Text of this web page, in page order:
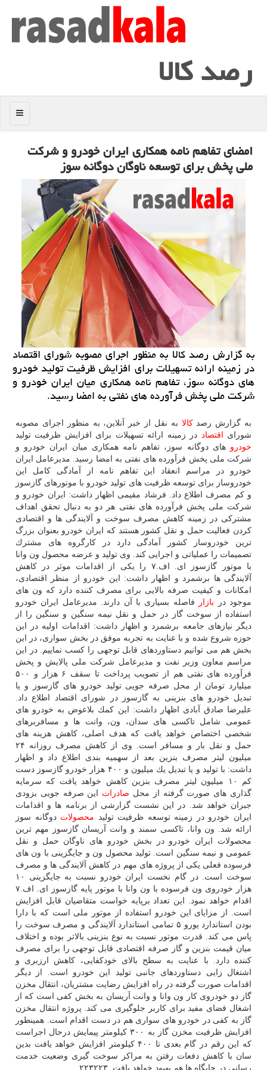
رصد كالا
منو
امضای تفاهم نامه همكاری ایران خودرو و شركت
ملی پخش برای توسعه ناوگان دوگانه سوز
به گزارش رصد كالا به منظور اجرای مصوبه شورای اقتصاد
در زمینه ارائه تسهیلات برای افزایش ظرفیت تولید خودرو
های دوگانه سوز، تفاهم نامه همكاری میان ایران خودرو و
شركت ملی پخش فرآورده های نفتی به امضا رسید.
به گزارش رصدكالا به نقل از خبر آنلاین، به منظور اجرای مصوبه
شورای
اقتصاد در زمینه ارائه تسهیلات برای افزایش ظرفیت تولید
خودرو های دوگانه سوز، تفاهم نامه همكاری میان ایران خودرو و
شركت ملی پخش فرآورده های نفتی به امضا رسید. مدیرعامل ایران
خودرو در مراسم انعقاد این تفاهم نامه از آمادگی كامل این
خودروساز برای توسعه ظرفیت های تولید خودرو با موتورهای گازسوز
و كم مصرف اطلاع داد. فرشاد مقیمی اظهار داشت: ایران خودرو و
شركت ملی پخش فرآورده های نفتی هر دو به دنبال تحقق اهداف
مشتركی در زمینه كاهش مصرف سوخت و آلایندگی ها و اقتصادی
كردن فعالیت حمل و نقل كشور هستند كه ایران خودرو بعنوان بزرگ
ترین خودروساز كشور آمادگی دارد در كارگروه های مشترك
تصمیمات را عملیاتی و اجرایی كند. وی تولید و عرضه محصول ون وانا
با موتور گازسوز ای. اف.۷ را یكی از اقدامات موثر در كاهش
آلایندگی ها برشمرد و اظهار داشت: این خودرو از منظر اقتصادی،
امكانات و كیفیت صرفه بالایی برای مصرف كننده دارد كه ون های
موجود در بازار
فاصله بسیاری با آن دارند. مدیرعامل ایران خودرو
استفاده از سوخت گاز در حمل و نقل نیمه سنگین و سنگین را از
دیگر نیازهای جامعه برشمرد و اظهار داشت: اقدامات اولیه در این
حوزه شروع شده و با عنایت به تجربه موفق در بخش سواری، در این
بخش هم می توانیم دستاوردهای قابل توجهی را كسب نماییم. در این
مراسم معاون وزیر نفت و مدیرعامل شركت ملی پالایش و پخش
فرآورده های نفتی هم از تصویب پرداخت تا سقف ۶ هزار و ۵۰۰
میلیارد تومان از محل صرفه جویی تولید خودرو های گازسوز و یا
تبدیل خودرو های بنزینی به گازسوز در شورای اقتصاد اطلاع داد.
علیرضا صادق آبادی اظهار داشت: این كمك بلاعوض به خودرو های
عمومی شامل تاكسی های سدان، ون، وانت ها و مسافربرهای
شخصی اختصاص خواهد یافت كه هدف اصلی، كاهش هزینه های
حمل و نقل بار و مسافر است. وی از كاهش مصرف روزانه ۲۴
میلیون لیتر مصرف بنزین بعد از سهمیه بندی اطلاع داد و اظهار
داشت: با تولید و یا تبدیل یك میلیون و ۴۰۰ هزار خودرو گازسوز دست
كم ۱۰ میلیون لیتر مصرف بنزین كاهش خواهد یافت كه سرمایه
گذاری های صورت گرفته از محل صادرات این صرفه جویی بزودی
جبران خواهد شد. در این نشست گزارشی از برنامه ها و اقدامات
ایران خودرو در زمینه توسعه ظرفیت تولید محصولات دوگانه سوز
ارائه شد. ون وانا، تاكسی سمند و وانت آریسان گازسوز مهم ترین
محصولات ایران خودرو در بخش خودرو های ناوگان حمل و نقل
عمومی و نیمه سنگین است. تولید محصول ون و جایگزینی با ون های
فرسوده فعلی یكی از پروژه های مهم در كاهش آلایندگی ها و مصرف
سوخت است. در گام نخست ایران خودرو نسبت به جایگزینی ۱۰
هزار خودروی ون فرسوده با ون وانا با موتور پایه گازسوز ای. اف.۷
اقدام خواهد نمود. این تعداد برپایه خواست متقاضیان قابل افزایش
است. از مزایای این خودرو استفاده از موتور ملی است كه با دارا
بودن استاندارد یورو ۵ تمامی استاندارد آلایندگی و مصرف سوخت را
پاس می كند. قدرت موتور نسبت به نوع بنزینی بالاتر بوده و اختلاف
میان قیمت بنزین و گاز صرفه اقتصادی قابل توجهی را برای مصرف
كننده دارد. با عنایت به سطح بالای خودكفایی، كاهش ارزبری و
اشتغال زایی دستاوردهای جانبی تولید این خودرو است. از دیگر
اقدامات صورت گرفته در راه افزایش رضایت مشتریان، انتقال مخزن
گاز دو خودروی كار ون وانا و وانت آریسان به بخش كفی است كه از
اشغال فضای مفید برای كاربر جلوگیری می كند. پروژه انتقال مخزن
گاز به كفی در خودرو های سواری هم در دست اقدام است. همینطور
افزایش ظرفیت مخزن گاز به ۳۰۰ كیلومتر پیمایش درحال اجراست
كه این رقم در گام بعدی تا ۴۰۰ كیلومتر افزایش خواهد یافت بدین
سان با كاهش دفعات رفتن به مراكز سوخت گیری وضعیت خدمت
رسانی در جایگاه ها هم بهبود خواهد یافت. ۲۲۳۲۲۳